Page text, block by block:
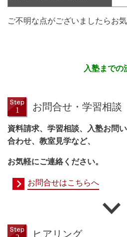
ご不明な点がございましたらお
入塾までの
お問合せ・学習相談
資料請求、学習相談、入塾お問い
合わせ、教室見学など、
お気軽にご連絡ください。
お問合せはこちらへ
ヒアリング